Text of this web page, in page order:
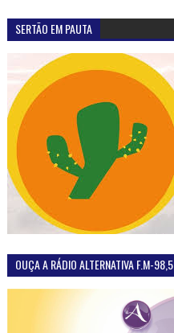
SERTÃO EM PAUTA
OUÇA A RÁDIO ALTERNATIVA F.M-98,5